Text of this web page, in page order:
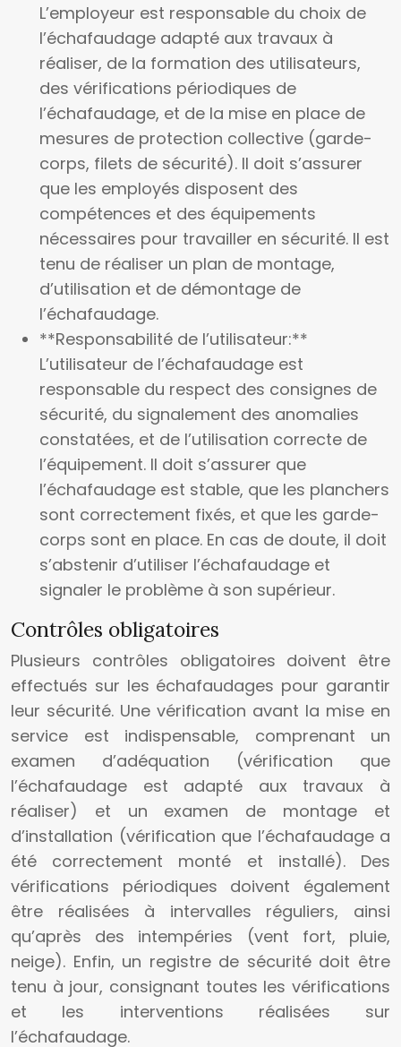
L’employeur est responsable du choix de
l’échafaudage adapté aux travaux à
réaliser, de la formation des utilisateurs,
des vérifications périodiques de
l’échafaudage, et de la mise en place de
mesures de protection collective (garde-
corps, filets de sécurité). Il doit s’assurer
que les employés disposent des
compétences et des équipements
nécessaires pour travailler en sécurité. Il est
tenu de réaliser un plan de montage,
d’utilisation et de démontage de
l’échafaudage.
**Responsabilité de l’utilisateur:**
L’utilisateur de l’échafaudage est
responsable du respect des consignes de
sécurité, du signalement des anomalies
constatées, et de l’utilisation correcte de
l’équipement. Il doit s’assurer que
l’échafaudage est stable, que les planchers
sont correctement fixés, et que les garde-
corps sont en place. En cas de doute, il doit
s’abstenir d’utiliser l’échafaudage et
signaler le problème à son supérieur.
Contrôles obligatoires
Plusieurs contrôles obligatoires doivent être
effectués sur les échafaudages pour garantir
leur sécurité. Une vérification avant la mise en
service est indispensable, comprenant un
examen d’adéquation (vérification que
l’échafaudage est adapté aux travaux à
réaliser) et un examen de montage et
d’installation (vérification que l’échafaudage a
été correctement monté et installé). Des
vérifications périodiques doivent également
être réalisées à intervalles réguliers, ainsi
qu’après des intempéries (vent fort, pluie,
neige). Enfin, un registre de sécurité doit être
tenu à jour, consignant toutes les vérifications
et les interventions réalisées sur
l’échafaudage.